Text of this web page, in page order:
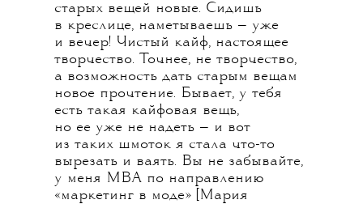
старых вещей новые. Сидишь
в креслице, наметываешь — уже
и вечер! Чистый кайф, настоящее
творчество. Точнее, не творчество,
а возможность дать старым вещам
новое прочтение. Бывает, у тебя
есть такая кайфовая вещь,
но ее уже не надеть — и вот
из таких шмоток я стала что-то
вырезать и ваять. Вы не забывайте,
у меня MBA по направлению
«маркетинг в моде» [Мария